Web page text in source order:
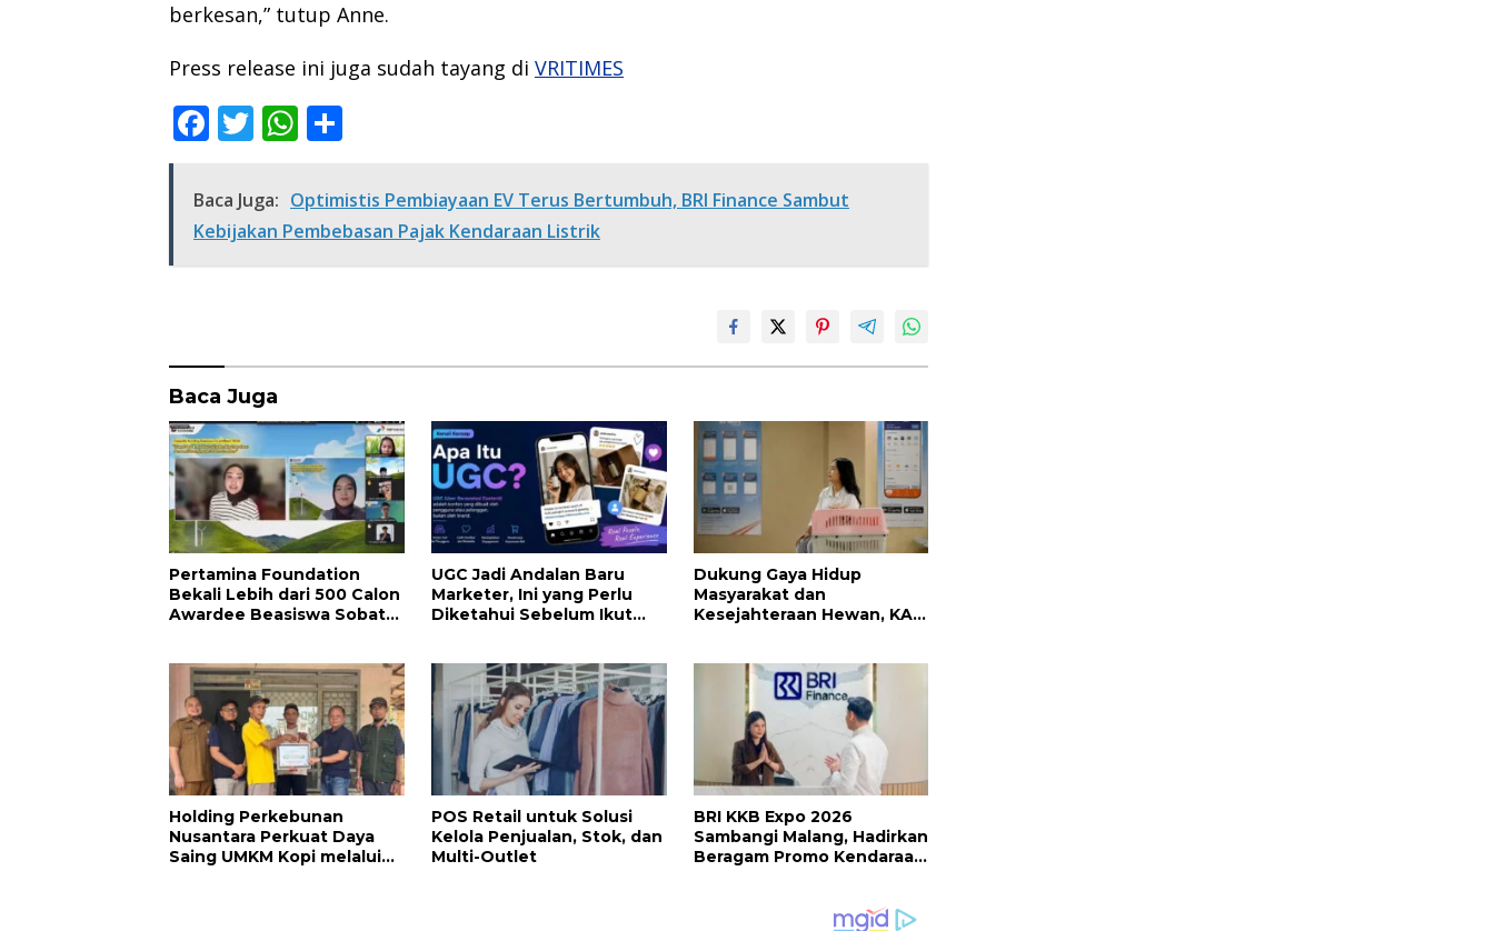
berkesan,” tutup Anne.
Press release ini juga sudah tayang di VRITIMES
F
e
b
o
T
itt
er
W
at
s
A
ar
e
Baca Juga: Optimistis Pembiayaan EV Terus Bertumbuh, BRI Finance Sambut
Kebijakan Pembebasan Pajak Kendaraan Listrik
Baca Juga
Pertamina Foundation
Bekali Lebih dari 500 Calon
Awardee Beasiswa Sobat
UGC Jadi Andalan Baru
Marketer, Ini yang Perlu
Diketahui Sebelum Ikut
Dukung Gaya Hidup
Masyarakat dan
Kesejahteraan Hewan, KAI
pada Semester I 2026
Holding Perkebunan
Nusantara Perkuat Daya
Saing UMKM Kopi melalui
POS Retail untuk Solusi
Kelola Penjualan, Stok, dan
Multi-Outlet
BRI KKB Expo 2026
Sambangi Malang, Hadirkan
Beragam Promo Kendaraan